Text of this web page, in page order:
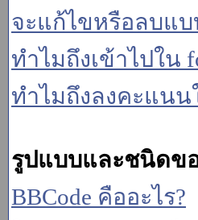
จะแก้ไขหรือลบแบ
ทำไมถึงเข้าไปใน
ทำไมถึงลงคะแนน
รูปแบบและชนิดข
BBCode คืออะไร?